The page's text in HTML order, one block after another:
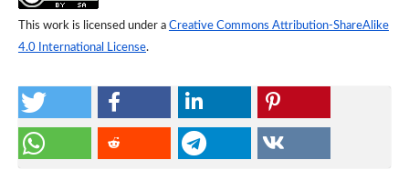
This work is licensed under a Creative Commons Attribution-ShareAlike
4.0 International License.